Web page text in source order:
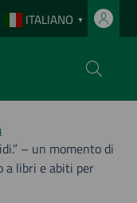
ITALIANO ▼
– un momento di
a libri e abiti per